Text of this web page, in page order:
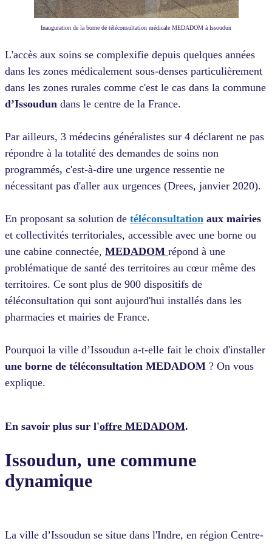
Inauguration de la borne de téléconsultation médicale MEDADOM à Issoudun
L'accès aux soins se complexifie depuis quelques années
dans les zones médicalement sous-denses particulièrement
dans les zones rurales comme c'est le cas dans la commune
d’Issoudun dans le centre de la France.
Par ailleurs, 3 médecins généralistes sur 4 déclarent ne pas
répondre à la totalité des demandes de soins non
programmés, c'est-à-dire une urgence ressentie ne
nécessitant pas d'aller aux urgences (Drees, janvier 2020).
En proposant sa solution de téléconsultation aux mairies
et collectivités territoriales, accessible avec une borne ou
une cabine connectée, MEDADOM répond à une
problématique de santé des territoires au cœur même des
territoires. Ce sont plus de 900 dispositifs de
téléconsultation qui sont aujourd'hui installés dans les
pharmacies et mairies de France.
Pourquoi la ville d’Issoudun a-t-elle fait le choix d'installer
une borne de téléconsultation MEDADOM ? On vous
explique.
En savoir plus sur l'offre MEDADOM.
Issoudun, une commune
dynamique
La ville d’Issoudun se situe dans l'Indre, en région Centre-